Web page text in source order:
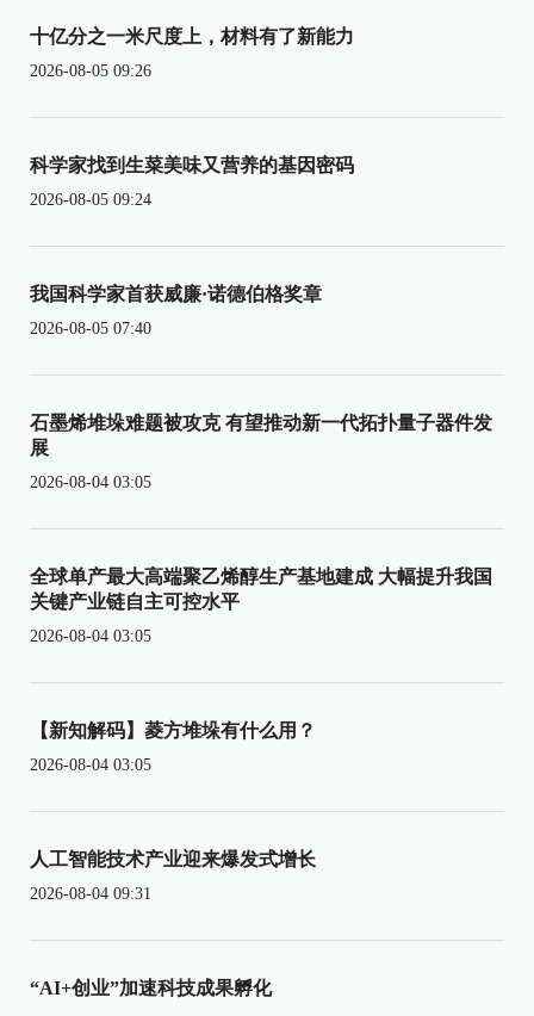
十亿分之一米尺度上，材料有了新能力
2026-08-05 09:26
科学家找到生菜美味又营养的基因密码
2026-08-05 09:24
我国科学家首获威廉·诺德伯格奖章
2026-08-05 07:40
石墨烯堆垛难题被攻克 有望推动新一代拓扑量子器件发
展
2026-08-04 03:05
全球单产最大高端聚乙烯醇生产基地建成 大幅提升我国
关键产业链自主可控水平
2026-08-04 03:05
【新知解码】菱方堆垛有什么用？
2026-08-04 03:05
人工智能技术产业迎来爆发式增长
2026-08-04 09:31
“AI+创业”加速科技成果孵化